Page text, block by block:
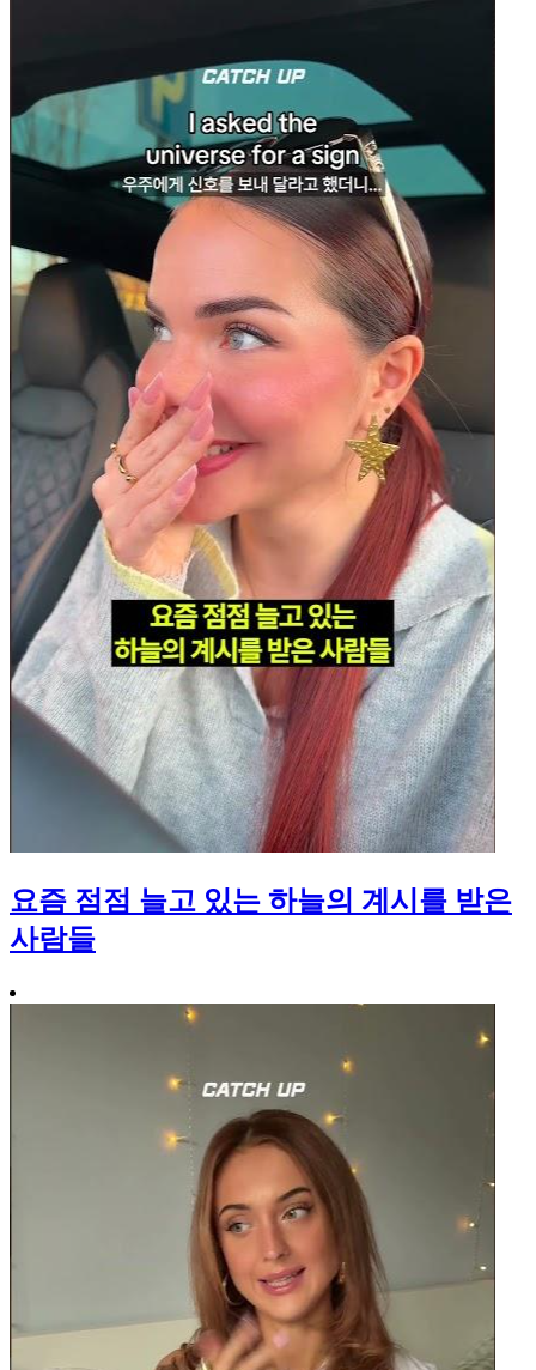
요즘 점점 늘고 있는 하늘의 계시를 받은
사람들